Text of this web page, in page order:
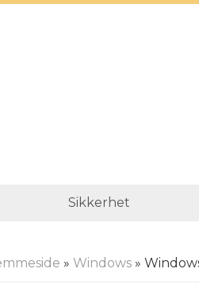
Sikkerhet
» Windows»